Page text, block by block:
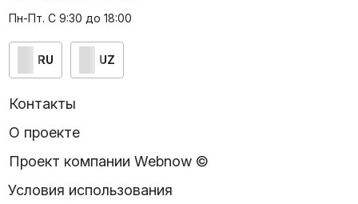
Пн-Пт. С 9:30 до 18:00
RU UZ
Контакты
О проекте
Проект компании Webnow ©
Условия использования